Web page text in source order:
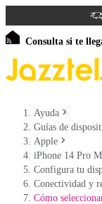
Consulta si te
Ayuda
Guías de
Apple
iPhone 14 Pro
Configura tu
Conectividad y
Cómo